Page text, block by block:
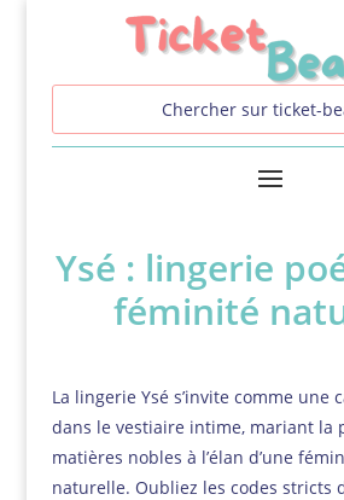
Ysé : lingerie
féminité
La lingerie Ysé s’invite comme une
dans le vestiaire intime, mariant la
matières nobles à l’élan d’une
naturelle. Oubliez les codes stricts